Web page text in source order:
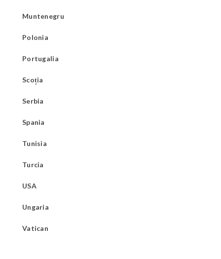
Muntenegru
Polonia
Portugalia
Scoția
Serbia
Spania
Tunisia
Turcia
USA
Ungaria
Vatican